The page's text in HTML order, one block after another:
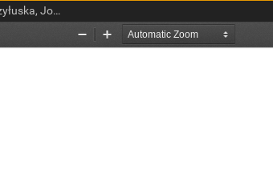
Przyłuska, Jolanta